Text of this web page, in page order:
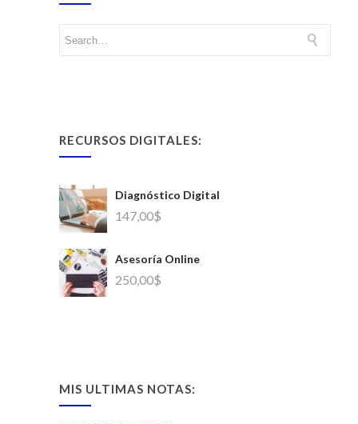
RECURSOS DIGITALES:
Diagnóstico Digital
147,00$
Asesoría Online
250,00$
MIS ULTIMAS NOTAS: